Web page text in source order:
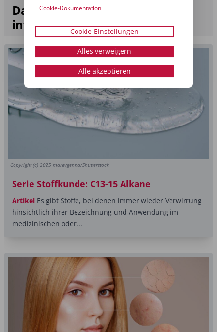
Das könnte Sie auch
interessieren
Copyright (c) 2025 marevgenna/Shutterstock
Serie Stoffkunde: C13-15 Alkane
Artikel Es gibt Stoffe, bei denen immer wieder Verwirrung
hinsichtlich ihrer Bezeichnung und Anwendung im
medizinischen oder...
Cookie-Dokumentation
Cookie-Einstellungen
Alles verweigern
Alle akzeptieren